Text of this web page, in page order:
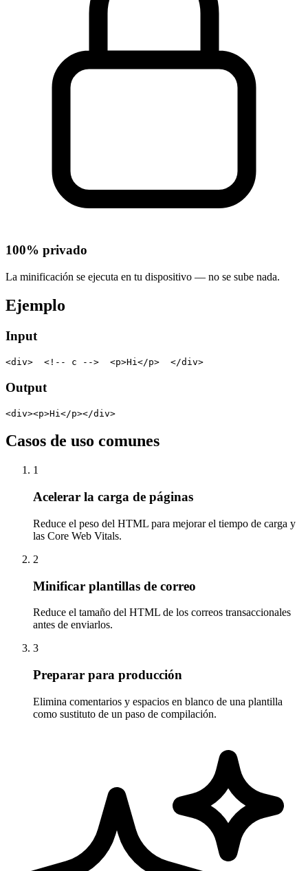
100% privado
La minificación se ejecuta en tu dispositivo — no se sube nada.
Ejemplo
Input
<div>  <!-- c -->  <p>Hi</p>  </div>
Output
<div><p>Hi</p></div>
Casos de uso comunes
1
Acelerar la carga de páginas
Reduce el peso del HTML para mejorar el tiempo de carga y
las Core Web Vitals.
2
Minificar plantillas de correo
Reduce el tamaño del HTML de los correos transaccionales
antes de enviarlos.
3
Preparar para producción
Elimina comentarios y espacios en blanco de una plantilla
como sustituto de un paso de compilación.